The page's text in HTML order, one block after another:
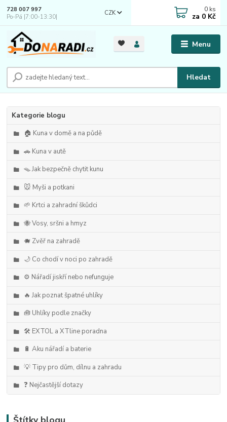
Menu
CZK
Hledat
728 007 997
Po-Pá |7:00-13:30|
0 ks
za 0 Kč
Kategorie blogu
🏠 Kuna v domě a na půdě
🚗 Kuna v autě
🪤 Jak bezpečně chytit kunu
🐭 Myši a potkani
🌱 Krtci a zahradní škůdci
🐝 Vosy, sršni a hmyz
🐗 Zvěř na zahradě
🌙 Co chodí v noci po zahradě
⚙️ Nářadí jiskří nebo nefunguje
🔥 Jak poznat špatné uhlíky
🧰 Uhlíky podle značky
🛠️ EXTOL a XTline poradna
🔋 Aku nářadí a baterie
💡 Tipy pro dům, dílnu a zahradu
❓ Nejčastější dotazy